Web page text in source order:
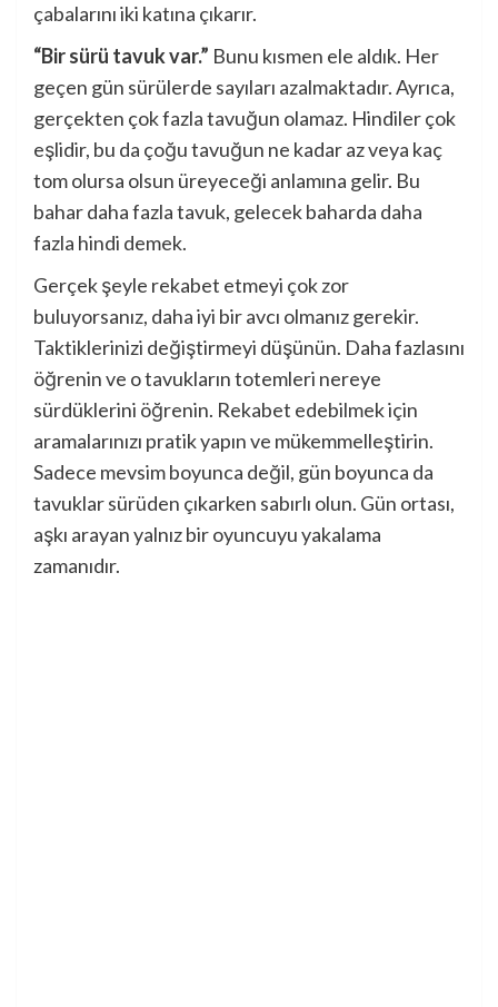
çabalarını iki katına çıkarır.
“Bir sürü tavuk var.” Bunu kısmen ele aldık. Her
geçen gün sürülerde sayıları azalmaktadır. Ayrıca,
gerçekten çok fazla tavuğun olamaz. Hindiler çok
eşlidir, bu da çoğu tavuğun ne kadar az veya kaç
tom olursa olsun üreyeceği anlamına gelir. Bu
bahar daha fazla tavuk, gelecek baharda daha
fazla hindi demek.
Gerçek şeyle rekabet etmeyi çok zor
buluyorsanız, daha iyi bir avcı olmanız gerekir.
Taktiklerinizi değiştirmeyi düşünün. Daha fazlasını
öğrenin ve o tavukların totemleri nereye
sürdüklerini öğrenin. Rekabet edebilmek için
aramalarınızı pratik yapın ve mükemmelleştirin.
Sadece mevsim boyunca değil, gün boyunca da
tavuklar sürüden çıkarken sabırlı olun. Gün ortası,
aşkı arayan yalnız bir oyuncuyu yakalama
zamanıdır.